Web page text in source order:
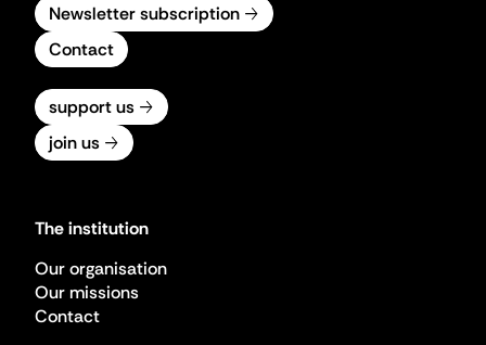
Newsletter subscription
Contact
support us
join us
The institution
Our organisation
Our missions
Contact